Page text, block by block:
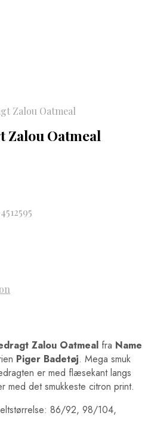
Zalou Oatmeal
Zalou Oatmeal
Zalou Oatmeal fra Name
Piger Badetøj. Mega smuk
er med flæsekant langs
med det smukkeste citron print.
86/92, 98/104,